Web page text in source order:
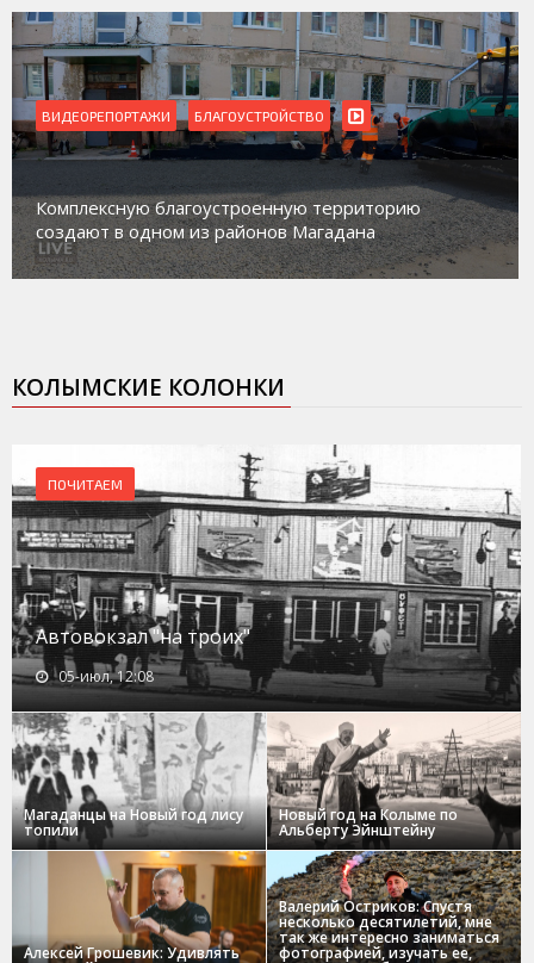
ВИДЕОРЕПОРТАЖИ
Магадан присоединился к пилотному проекту по
работе с несовершеннолетними из групп
социального риска «Переправа»
КОЛЫМСКИЕ КОЛОНКИ
ПОЧИТАЕМ
Автовокзал "на троих"
05-июл, 12:08
Магаданцы на Новый год лису
топили
Новый год на Колыме по
Альберту Эйнштейну
Алексей Грошевик: Удивлять
Валерий Остриков: Спустя
несколько десятилетий, мне
так же интересно заниматься
фотографией, изучать ее,